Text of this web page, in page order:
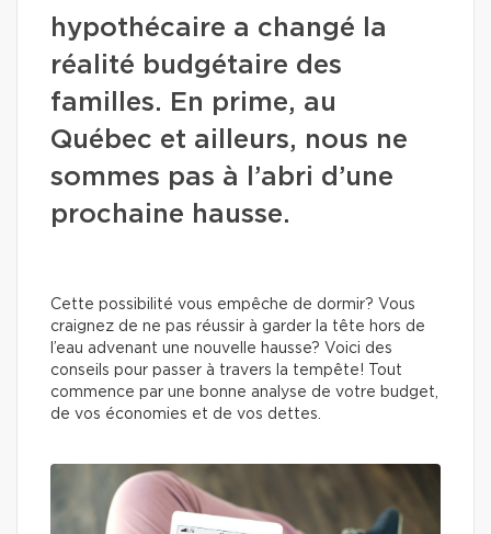
hypothécaire a changé la
réalité budgétaire des
familles. En prime, au
Québec et ailleurs, nous ne
sommes pas à l’abri d’une
prochaine hausse.
Cette possibilité vous empêche de dormir? Vous
craignez de ne pas réussir à garder la tête hors de
l’eau advenant une nouvelle hausse? Voici des
conseils pour passer à travers la tempête! Tout
commence par une bonne analyse de votre budget,
de vos économies et de vos dettes.